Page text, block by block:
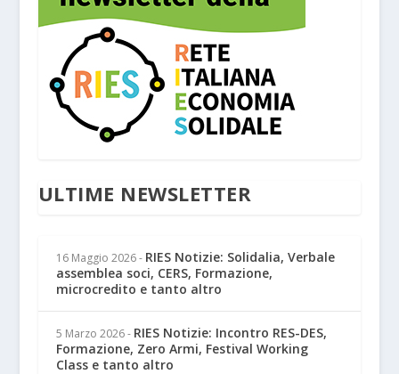
ULTIME NEWSLETTER
16 Maggio 2026 - RIES Notizie: Solidalia, Verbale
assemblea soci, CERS, Formazione,
microcredito e tanto altro
5 Marzo 2026 - RIES Notizie: Incontro RES-DES,
Formazione, Zero Armi, Festival Working
Class e tanto altro